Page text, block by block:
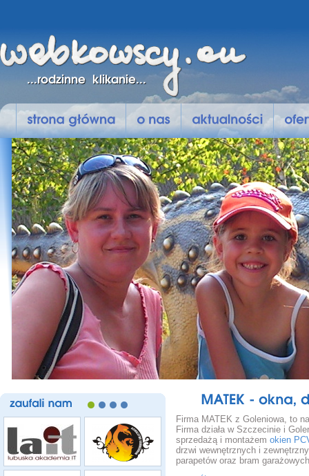
Firma MATEK z Goleniowa, to
Firma działa w Szczecinie i
sprzedażą i montażem okien
drzwi wewnętrznych i
parapetów oraz bram